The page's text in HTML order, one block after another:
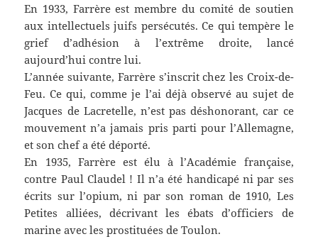
En 1933, Farrère est membre du comité de soutien
aux intellectuels juifs persécutés. Ce qui tempère le
grief d’adhésion à l’extrême droite, lancé
aujourd’hui contre lui.
L’année suivante, Farrère s’inscrit chez les Croix-de-
Feu. Ce qui, comme je l’ai déjà observé au sujet de
Jacques de Lacretelle, n’est pas déshonorant, car ce
mouvement n’a jamais pris parti pour l’Allemagne,
et son chef a été déporté.
En 1935, Farrère est élu à l’Académie française,
contre Paul Claudel ! Il n’a été handicapé ni par ses
écrits sur l’opium, ni par son roman de 1910, Les
Petites alliées, décrivant les ébats d’officiers de
marine avec les prostituées de Toulon.